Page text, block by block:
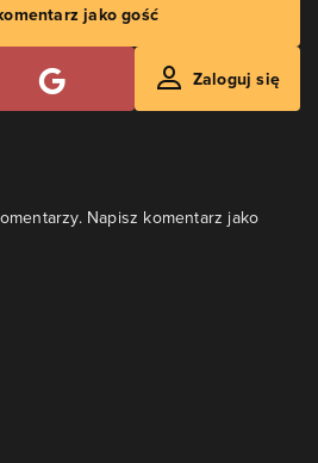
jako gość
Zaloguj się
Napisz komentarz jako